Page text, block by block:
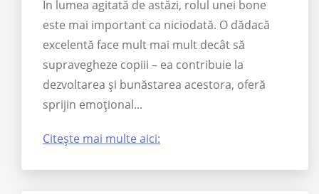
În lumea agitată de astăzi, rolul unei bone
este mai important ca niciodată. O dădacă
excelentă face mult mai mult decât să
supravegheze copiii – ea contribuie la
dezvoltarea și bunăstarea acestora, oferă
sprijin emoțional...
Citește mai multe aici: